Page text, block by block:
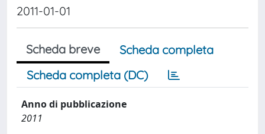
2011-01-01
Scheda breve
Scheda completa
Scheda completa (DC)
Anno di pubblicazione
2011